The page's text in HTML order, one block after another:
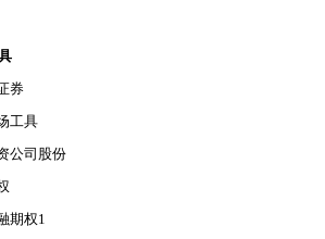
券
工具
公司股份
期权1